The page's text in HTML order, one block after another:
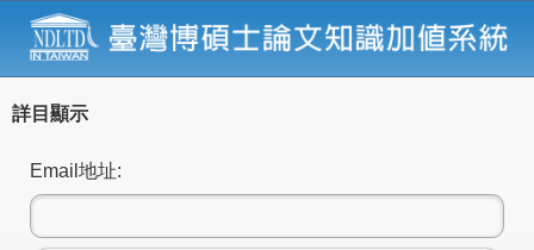
詳目顯示
Email地址: